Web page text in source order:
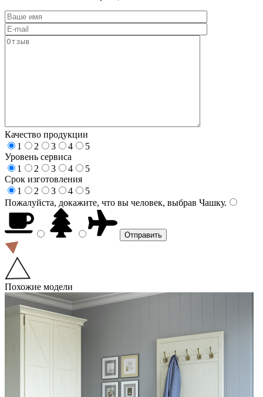
Качество продукции
1
2 3 4
5
Уровень сервиса
1
2 3 4
5
Срок изготовления
1
2 3 4
5
Пожалуйста, докажите, что вы человек, выбрав Чашку.
Похожие модели